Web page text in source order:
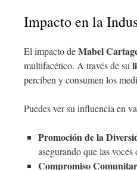
Impacto en la
El impacto deMabel
multifacético. A través de su
perciben y consumen los
Puedes ver su influencia en
Promoción de la
asegurando que las voces
Compromiso